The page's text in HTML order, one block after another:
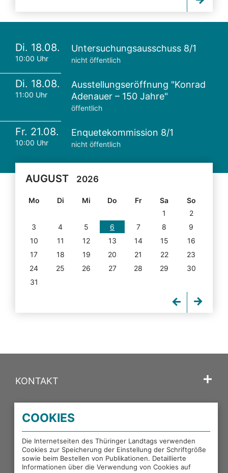
Di. 18.08.
10:00 Uhr
Untersuchungsausschuss 8/1
nicht öffentlich
Di. 18.08.
11:00 Uhr
Ausstellungseröffnung "Konrad
Adenauer – 150 Jahre"
öffentlich
Fr. 21.08.
10:00 Uhr
Enquetekommission 8/1
nicht öffentlich
AUGUST 2026
Mo Di Mi Do Fr Sa
So
1
2
3
4 5 6 7 8
9
10
11 12 13 14 15
16
17
18 19 20 21 22
23
24
25 26 27 28 29
30
31
KONTAKT
PORTALE DES THÜRINGER LANDTAGS
EXTERNE LINKS
COOKIES
Die Internetseiten des Thüringer Landtags verwenden
Cookies zur Speicherung der Einstellung der Schriftgröße
sowie beim Bestellen von Publikationen. Detaillierte
Informationen über die Verwendung von Cookies auf